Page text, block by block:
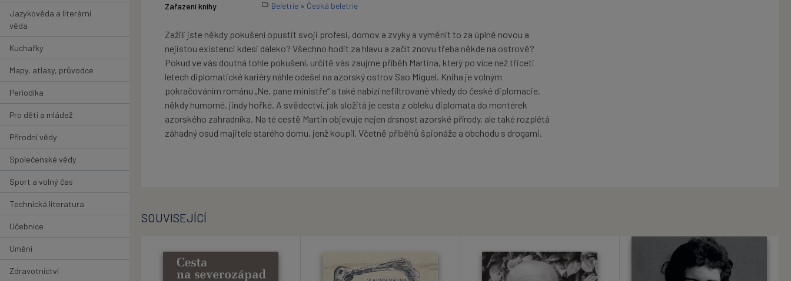
Jazykověda a literární
věda
Kuchařky
Mapy, atlasy, průvodce
Periodika
Pro děti a mládež
Přírodní vědy
Společenské vědy
Sport a volný čas
Technická literatura
Učebnice
Umění
Zdravotnictví
Zařazení knihy
Beletrie » Česká beletrie
Zažili jste někdy pokušení opustit svoji profesi, domov a zvyky a vyměnit to za úplně novou a
nejistou existenci kdesi daleko? Všechno hodit za hlavu a začít znovu třeba někde na ostrově?
Pokud ve vás doutná tohle pokušení, určitě vás zaujme příběh Martina, který po více než třiceti
letech diplomatické kariéry náhle odešel na azorský ostrov Sao Miguel. Kniha je volným
pokračováním románu „Ne, pane ministře“ a také nabízí nefiltrované vhledy do české diplomacie,
někdy humorné, jindy hořké. A svědectví, jak složitá je cesta z obleku diplomata do montérek
azorského zahradníka. Na té cestě Martin objevuje nejen drsnost azorské přírody, ale také rozplétá
záhadný osud majitele starého domu, jenž koupil. Včetně příběhů špionáže a obchodu s drogami.
SOUVISEJÍCÍ